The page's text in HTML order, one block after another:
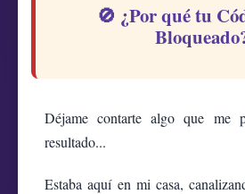
🚫 ¿Por qué tu
Déjame contarte algo que me
resultado...
Estaba aquí en mi casa,